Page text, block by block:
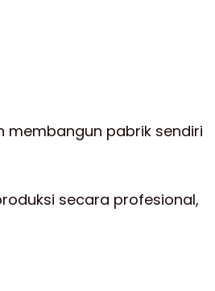
membangun pabrik sendiri
secara profesional,